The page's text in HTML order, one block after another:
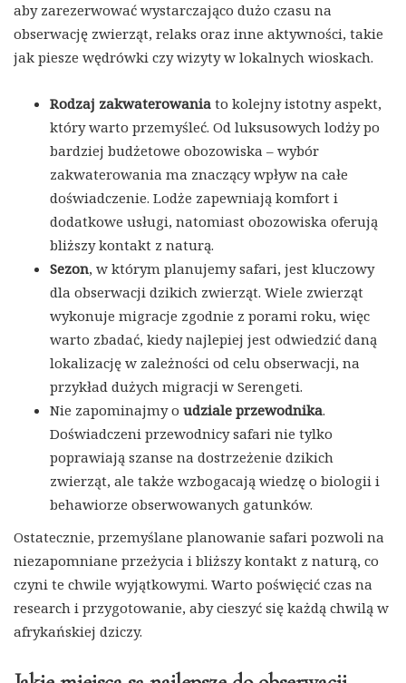
aby zarezerwować wystarczająco dużo czasu na
obserwację zwierząt, relaks oraz inne aktywności, takie
jak piesze wędrówki czy wizyty w lokalnych wioskach.
Rodzaj zakwaterowania to kolejny istotny aspekt,
który warto przemyśleć. Od luksusowych lodży po
bardziej budżetowe obozowiska – wybór
zakwaterowania ma znaczący wpływ na całe
doświadczenie. Lodże zapewniają komfort i
dodatkowe usługi, natomiast obozowiska oferują
bliższy kontakt z naturą.
Sezon, w którym planujemy safari, jest kluczowy
dla obserwacji dzikich zwierząt. Wiele zwierząt
wykonuje migracje zgodnie z porami roku, więc
warto zbadać, kiedy najlepiej jest odwiedzić daną
lokalizację w zależności od celu obserwacji, na
przykład dużych migracji w Serengeti.
Nie zapominajmy o udziale przewodnika.
Doświadczeni przewodnicy safari nie tylko
poprawiają szanse na dostrzeżenie dzikich
zwierząt, ale także wzbogacają wiedzę o biologii i
behawiorze obserwowanych gatunków.
Ostatecznie, przemyślane planowanie safari pozwoli na
niezapomniane przeżycia i bliższy kontakt z naturą, co
czyni te chwile wyjątkowymi. Warto poświęcić czas na
research i przygotowanie, aby cieszyć się każdą chwilą w
afrykańskiej dziczy.